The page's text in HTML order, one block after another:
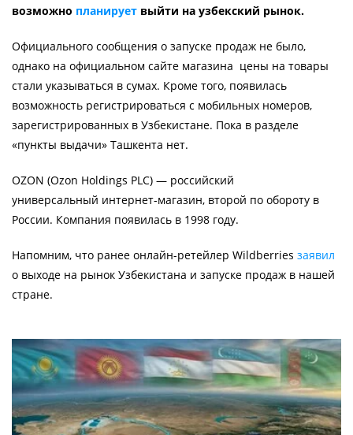
возможно планирует выйти на узбекский рынок.
Официального сообщения о запуске продаж не было,
однако на официальном сайте магазина цены на товары
стали указываться в сумах. Кроме того, появилась
возможность регистрироваться с мобильных номеров,
зарегистрированных в Узбекистане. Пока в разделе
«пункты выдачи» Ташкента нет.
OZON (Ozon Holdings PLC) — российский
универсальный интернет-магазин, второй по обороту в
России. Компания появилась в 1998 году.
Напомним, что ранее онлайн-ретейлер Wildberries заявил
о выходе на рынок Узбекистана и запуске продаж в нашей
стране.